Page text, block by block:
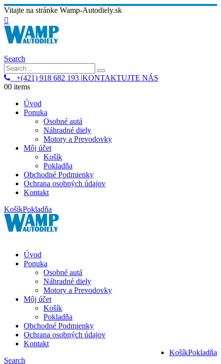
Vitajte na stránke Wamp-Autodiely.sk
Search
+(421) 918 682 193 |KONTAKTUJTE NÁS
00 items
Úvod
Ponuka
Osobné autá
Náhradné diely
Motory a Prevodovky
Môj účet
Košík
Pokladňa
Obchodné Podmienky
Ochrana osobných údajov
Kontakt
KošíkPokladňa
Úvod
Ponuka
Osobné autá
Náhradné diely
Motory a Prevodovky
Môj účet
Košík
Pokladňa
Obchodné Podmienky
Ochrana osobných údajov
Kontakt
KošíkPokladňa
Search